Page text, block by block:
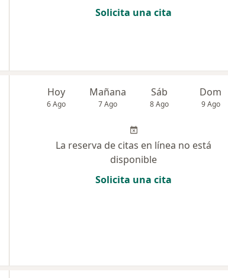
Solicita una cita
Hoy
6 Ago
Mañana
7 Ago
Sáb
8 Ago
Dom
9 Ago
La reserva de citas en línea no está
disponible
Solicita una cita